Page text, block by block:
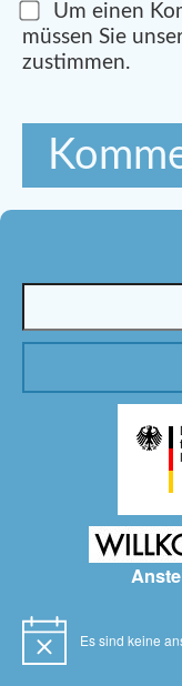
Um einen
müssen Sie
zustimmen.
Hinweis Es sind keine